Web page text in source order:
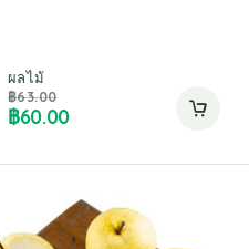
ผลไม้
฿63.00
฿60.00